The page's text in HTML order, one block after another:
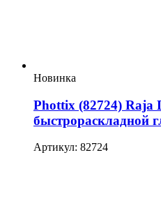
Новинка
Phottix (82724) Raja
быстрораскладной
Артикул: 82724